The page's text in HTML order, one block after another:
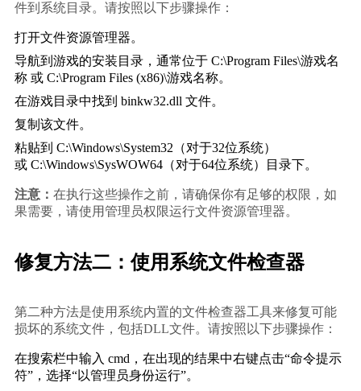
件到系统目录。请按照以下步骤操作：
打开文件资源管理器。
导航到游戏的安装目录，通常位于 C:\Program Files\游戏名
称 或 C:\Program Files (x86)\游戏名称。
在游戏目录中找到 binkw32.dll 文件。
复制该文件。
粘贴到 C:\Windows\System32 （对于32位系统）
或 C:\Windows\SysWOW64（对于64位系统）目录下。
注意： 在执行这些操作之前，请确保你有足够的权限，如
果需要，请使用管理员权限运行文件资源管理器。
修复方法二：使用系统文件检查器
第二种方法是使用系统内置的文件检查器工具来修复可能
损坏的系统文件，包括DLL文件。请按照以下步骤操作：
在搜索栏中输入 cmd ，在出现的结果中右键点击“命令提示
符”，选择“以管理员身份运行”。